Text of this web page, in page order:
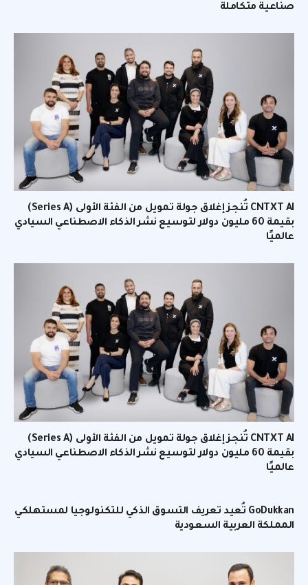
صناعية متكاملة
CNTXT AI تُنجز إغلاق جولة تمويل من الفئة الأولى (Series A)
بقيمة 60 مليون دولار لتوسيع نشر الذكاء الاصطناعي السيادي
عالميًا
CNTXT AI تُنجز إغلاق جولة تمويل من الفئة الأولى (Series A)
بقيمة 60 مليون دولار لتوسيع نشر الذكاء الاصطناعي السيادي
عالميًا
GoDukkan تُعيد تعريف التسوق الذكي للتكنولوجيا لمستهلكي
المملكة العربية السعودية